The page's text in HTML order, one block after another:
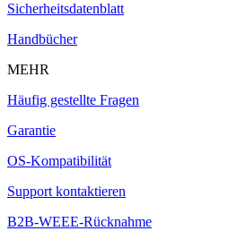
Sicherheitsdatenblatt
Handbücher
MEHR
Häufig gestellte Fragen
Garantie
OS-Kompatibilität
Support kontaktieren
B2B-WEEE-Rücknahme